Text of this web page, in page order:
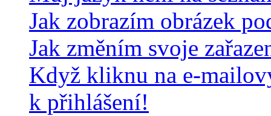
Jak zobrazím obrázek
Jak změním svoje
Když kliknu na e-
k přihlášení!